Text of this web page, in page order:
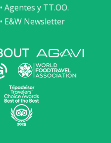
• Agentes y TT.OO.
• E&W Newsletter